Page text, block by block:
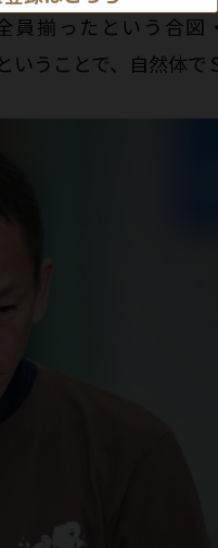
員揃ったという合図
いうことで、自然体で